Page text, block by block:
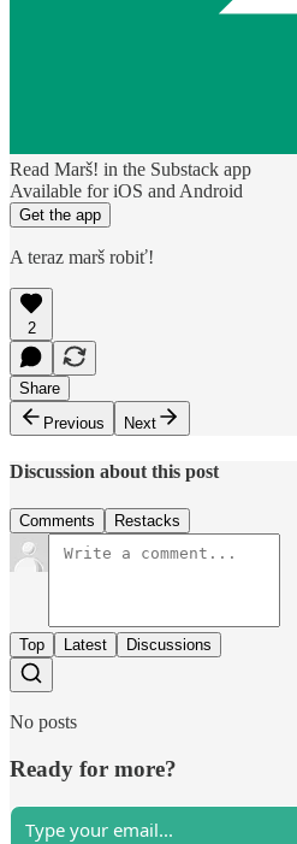
Read Marš! in the Substack app
Available for iOS and Android
Get the app
A teraz marš robiť!
2
Share
Previous
Next
Discussion about this post
Comments Restacks
Top Latest Discussions
No posts
Ready for more?